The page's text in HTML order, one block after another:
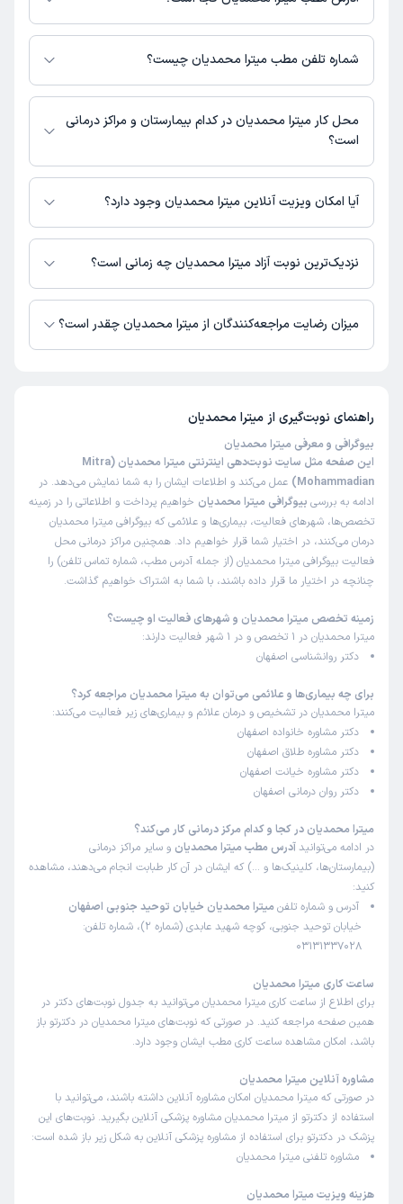
میترا محمدیان 1 مطب فعال دارند. آدرس مطب‌های میترا محمدیان به شرح زیر
است.شماره تلفن مطب میترا محمدیان چیست؟
خیابان توحید جنوبی : 03131337028
محل کار میترا محمدیان در کدام بیمارستان و مراکز درمانی
است؟
اطلاعاتی درباره محل فعالیت میترا محمدیان در مراکز درمانی در دسترس نیست.
آیا امکان ویزیت آنلاین میترا محمدیان وجود دارد؟
در حال حاضر میترا محمدیان مشاوره پزشکی تلفنی فعال دارند.
نزدیک‌ترین نوبت آزاد میترا محمدیان چه زمانی است؟
میترا محمدیان از روز یکشنبه 18 مرداد 1405 بیمار جدید می‌پذیرند.
میزان رضایت مراجعه‌کنندگان از میترا محمدیان چقدر است؟
راهنمای نوبت‌گیری از میترا محمدیان
بیوگرافی و معرفی میترا محمدیان
این صفحه مثل سایت نوبت‌دهی اینترنتی میترا محمدیان (Mitra
Mohammadian)
عمل می‌کند و اطلاعات ایشان را به شما نمایش می‌دهد. در
ادامه به بررسی بیوگرافی میترا محمدیان خواهیم پرداخت و اطلاعاتی را در زمینه
تخصص‌ها، شهرهای فعالیت، بیماری‌ها و علائمی که بیوگرافی میترا محمدیان
درمان می‌کنند، در اختیار شما قرار خواهیم داد. همچنین مراکز درمانی محل
فعالیت بیوگرافی میترا محمدیان (از جمله آدرس مطب، شماره تماس تلفن) را
چنانچه در اختیار ما قرار داده باشند، با شما به اشتراک خواهیم گذاشت.
زمینه تخصص میترا محمدیان و شهرهای فعالیت او چیست؟
میترا محمدیان در 1 تخصص و در 1 شهر فعالیت دارند:
دکتر روانشناسی اصفهان
برای چه بیماری‌ها و علائمی می‌توان به میترا محمدیان مراجعه کرد؟
میترا محمدیان در تشخیص و درمان علائم و بیماری‌های زیر فعالیت می‌کنند:
دکتر مشاوره خانواده اصفهان
دکتر مشاوره طلاق اصفهان
دکتر مشاوره خیانت اصفهان
دکتر روان درمانی اصفهان
میترا محمدیان در کجا و کدام مرکز درمانی کار می‌کند؟
در ادامه می‌توانید آدرس مطب میترا محمدیان و سایر مراکز درمانی
(بیمارستان‌ها، کلینیک‌ها و …) که ایشان در آن کار طبابت انجام می‌دهند، مشاهده
کنید:
آدرس و شماره تلفن میترا محمدیان خیابان توحید جنوبی اصفهان
خیابان توحید جنوبی، کوچه شهید عابدی (شماره 2)، شماره تلفن:
03131337028
ساعت کاری میترا محمدیان
برای اطلاع از ساعت کاری میترا محمدیان می‌توانید به جدول نوبت‌های دکتر در
همین صفحه مراجعه کنید. در صورتی که نوبت‌های میترا محمدیان در دکترتو باز
باشد، امکان مشاهده ساعت کاری مطب ایشان وجود دارد.
مشاوره آنلاین میترا محمدیان
در صورتی که میترا محمدیان امکان مشاوره آنلاین داشته باشند، می‌توانید با
استفاده از دکترتو از میترا محمدیان مشاوره پزشکی آنلاین بگیرید. نوبت‌های این
پزشک در دکترتو برای استفاده از مشاوره پزشکی آنلاین به شکل زیر باز شده است:
مشاوره تلفنی میترا محمدیان
هزینه ویزیت میترا محمدیان